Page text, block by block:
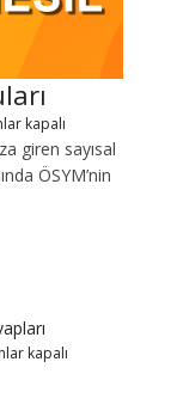
kapalı
giren sayısal
ÖSYM’nin
kapalı